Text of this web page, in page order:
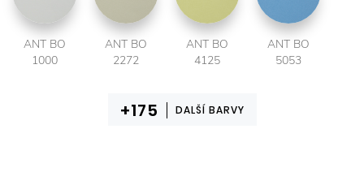
ANT BO
1000
ANT BO
2272
ANT BO
4125
ANT BO
5053
DALŠÍ BARVY